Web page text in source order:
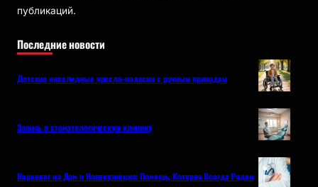
публикаций.
Последние новости
Детские инвалидные кресла-коляски с ручным приводом
Запись в стоматологическую клинику
Нарколог на Дом в Новокузнецке: Помощь, Которая Всегда Рядом